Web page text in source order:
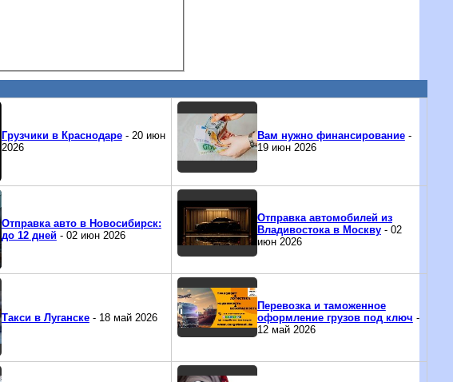
Грузчики в Краснодаре- 20 июн
2026
Вам нужно финансирование-
19 июн 2026
Отправка авто в Новосибирск:
до 12 дней- 02 июн 2026
Отправка автомобилей из
Владивостока в Москву- 02
июн 2026
Такси в Луганске- 18 май 2026
Перевозка и таможенное
оформление грузов под ключ -
12 май 2026